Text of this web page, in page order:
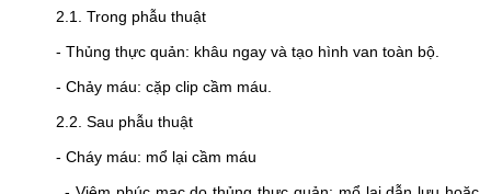
2.1. Trong phẫu thuật
- Thủng thực quản: khâu ngay và tạo hình van toàn bộ.
- Chảy máu: cặp clip cầm máu.
2.2. Sau phẫu thuật
- Cháy máu: mổ lại cầm máu